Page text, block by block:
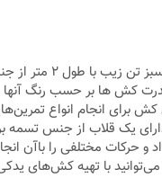
کش سی ایکس
کش ها بر حسب رنگ آنها
برای انجام انواع
یک قلاب از جنس تسمه
و حرکات مختلفی را باآن
می‌توانید با تهیه کش‌های